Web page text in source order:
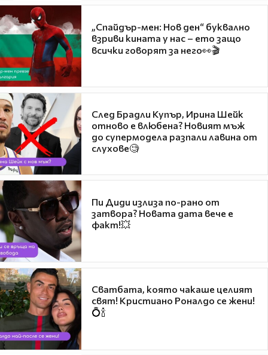
„Спайдър-мен: Нов ден“ буквално
взриви кината у нас – ето защо
всички говорят за него👀🎬
След Брадли Купър, Ирина Шейк
отново е влюбена? Новият мъж
до супермодела разпали лавина от
слухове🧐
Пи Диди излиза по-рано от
затвора? Новата дата вече е
факт!💥
Сватбата, която чакаше целият
свят! Кристиано Роналдо се жени!
💍🍾